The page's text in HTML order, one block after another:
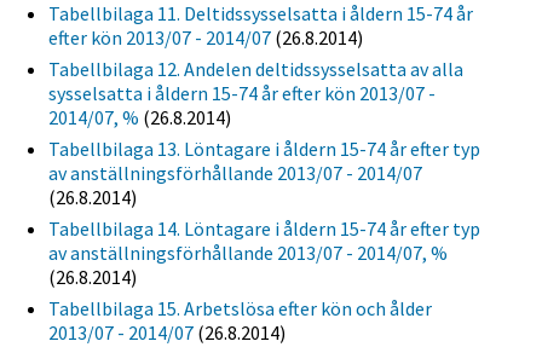
Tabellbilaga 11. Deltidssysselsatta i åldern 15-74 år
efter kön 2013/07 - 2014/07 (26.8.2014)
Tabellbilaga 12. Andelen deltidssysselsatta av alla
sysselsatta i åldern 15-74 år efter kön 2013/07 -
2014/07, % (26.8.2014)
Tabellbilaga 13. Löntagare i åldern 15-74 år efter typ
av anställningsförhållande 2013/07 - 2014/07
(26.8.2014)
Tabellbilaga 14. Löntagare i åldern 15-74 år efter typ
av anställningsförhållande 2013/07 - 2014/07, %
(26.8.2014)
Tabellbilaga 15. Arbetslösa efter kön och ålder
2013/07 - 2014/07 (26.8.2014)